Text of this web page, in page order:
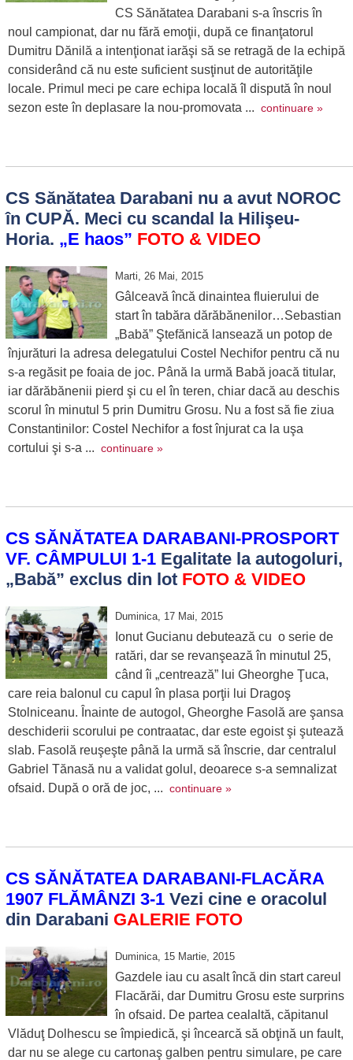
CS Sănătatea Darabani s-a înscris în
noul campionat, dar nu fără emoţii, după ce finanţatorul
Dumitru Dănilă a intenţionat iarăşi să se retragă de la echipă
considerând că nu este suficient susţinut de autorităţile
locale. Primul meci pe care echipa locală îl dispută în noul
sezon este în deplasare la nou-promovata ... continuare »
CS Sănătatea Darabani nu a avut NOROC
în CUPĂ. Meci cu scandal la Hilişeu-
Horia. „E haos” FOTO& VIDEO
Marti, 26 Mai, 2015
Gâlceavă încă dinaintea fluierului de
start în tabăra dărăbănenilor…Sebastian
„Babă” Ştefănică lansează un potop de
înjurături la adresa delegatului Costel Nechifor pentru că nu
s-a regăsit pe foaia de joc. Până la urmă Babă joacă titular,
iar dărăbănenii pierd şi cu el în teren, chiar dacă au deschis
scorul în minutul 5 prin Dumitru Grosu. Nu a fost să fie ziua
Constantinilor: Costel Nechifor a fost înjurat ca la uşa
cortului şi s-a ... continuare »
CS SĂNĂTATEA DARABANI-PROSPORT
VF. CÂMPULUI 1-1Egalitate la autogoluri,
„Babă” exclus din lot FOTO & VIDEO
Duminica, 17 Mai, 2015
Ionut Gucianu debutează cu o serie de
ratări, dar se revanşează în minutul 25,
când îi „centrează” lui Gheorghe Ţuca,
care reia balonul cu capul în plasa porţii lui Dragoş
Stolniceanu. Înainte de autogol, Gheorghe Fasolă are şansa
deschiderii scorului pe contraatac, dar este egoist şi şutează
slab. Fasolă reuşeşte până la urmă să înscrie, dar centralul
Gabriel Tănasă nu a validat golul, deoarece s-a semnalizat
ofsaid. După o oră de joc, ... continuare »
CS SĂNĂTATEA DARABANI-FLACĂRA
1907 FLĂMÂNZI 3-1 Vezi cine e oracolul
din Darabani GALERIE FOTO
Duminica, 15 Martie, 2015
Gazdele iau cu asalt încă din start careul
Flacărăi, dar Dumitru Grosu este surprins
în ofsaid. De partea cealaltă, căpitanul
Vlăduţ Dolhescu se împiedică, şi încearcă să obţină un fault,
dar nu se alege cu cartonaş galben pentru simulare, pe care